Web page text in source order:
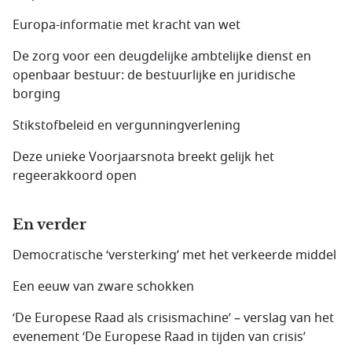
Europa-informatie met kracht van wet
De zorg voor een deugdelijke ambtelijke dienst en
openbaar bestuur: de bestuurlijke en juridische
borging
Stikstofbeleid en vergunningverlening
Deze unieke Voorjaarsnota breekt gelijk het
regeerakkoord open
En verder
Democratische ‘versterking’ met het verkeerde middel
Een eeuw van zware schokken
‘De Europese Raad als crisismachine’ – verslag van het
evenement ‘De Europese Raad in tijden van crisis’